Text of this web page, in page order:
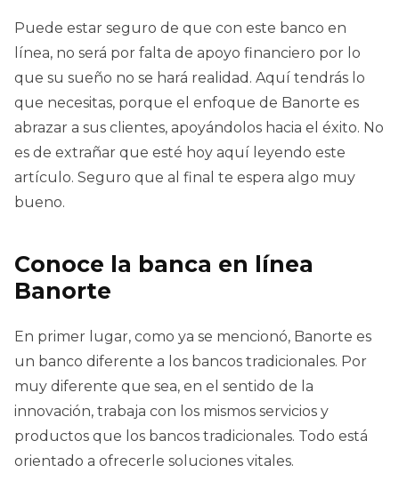
Puede estar seguro de que con este banco en
línea, no será por falta de apoyo financiero por lo
que su sueño no se hará realidad. Aquí tendrás lo
que necesitas, porque el enfoque de Banorte es
abrazar a sus clientes, apoyándolos hacia el éxito. No
es de extrañar que esté hoy aquí leyendo este
artículo. Seguro que al final te espera algo muy
bueno.
Conoce la banca en línea
Banorte
En primer lugar, como ya se mencionó, Banorte es
un banco diferente a los bancos tradicionales. Por
muy diferente que sea, en el sentido de la
innovación, trabaja con los mismos servicios y
productos que los bancos tradicionales. Todo está
orientado a ofrecerle soluciones vitales.